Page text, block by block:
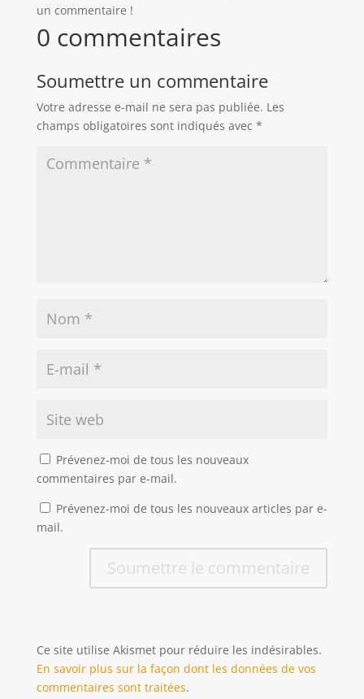
un commentaire !
0 commentaires
Soumettre un commentaire
Votre adresse e-mail ne sera pas publiée. Les
champs obligatoires sont indiqués avec *
Prévenez-moi de tous les nouveaux
commentaires par e-mail.
Prévenez-moi de tous les nouveaux articles par e-
mail.
Soumettre le commentaire
Ce site utilise Akismet pour réduire les indésirables.
En savoir plus sur la façon dont les données de vos
commentaires sont traitées.